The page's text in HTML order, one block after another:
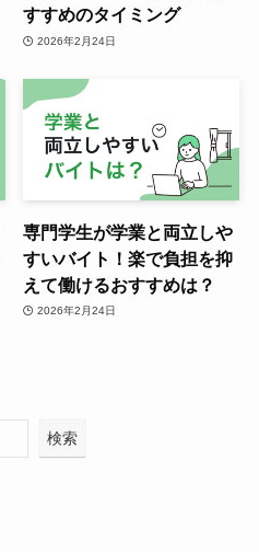
すすめのタイミング
2026年2月24日
専門学生が学業と両立しや
すいバイト！楽で負担を抑
えて働けるおすすめは？
2026年2月24日
検索